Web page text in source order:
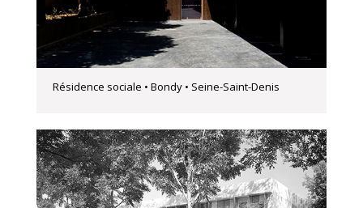
Résidence sociale • Bondy • Seine-Saint-Denis